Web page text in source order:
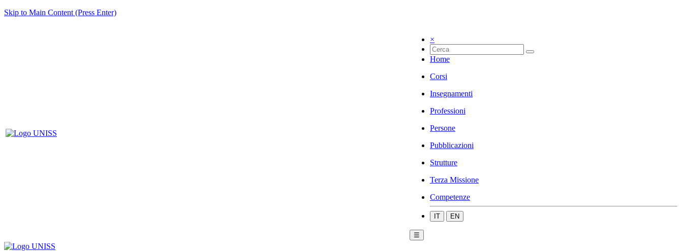
Skip to Main Content (Press Enter)
×
Home
Corsi
Insegnamenti
Professioni
Persone
Pubblicazioni
Strutture
Terza Missione
Competenze
IT EN
☰